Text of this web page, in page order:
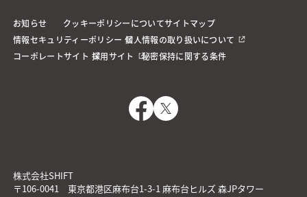
お知らせ クッキーポリシーについてサイトマップ
情報セキュリティーポリシー 個人情報の取り扱いについて
コーポレートサイト 採用サイト 秘密保持に関する条件
株式会社SHIFT
〒106-0041 東京都港区麻布台1-3-1 麻布台ヒルズ 森JPタワー